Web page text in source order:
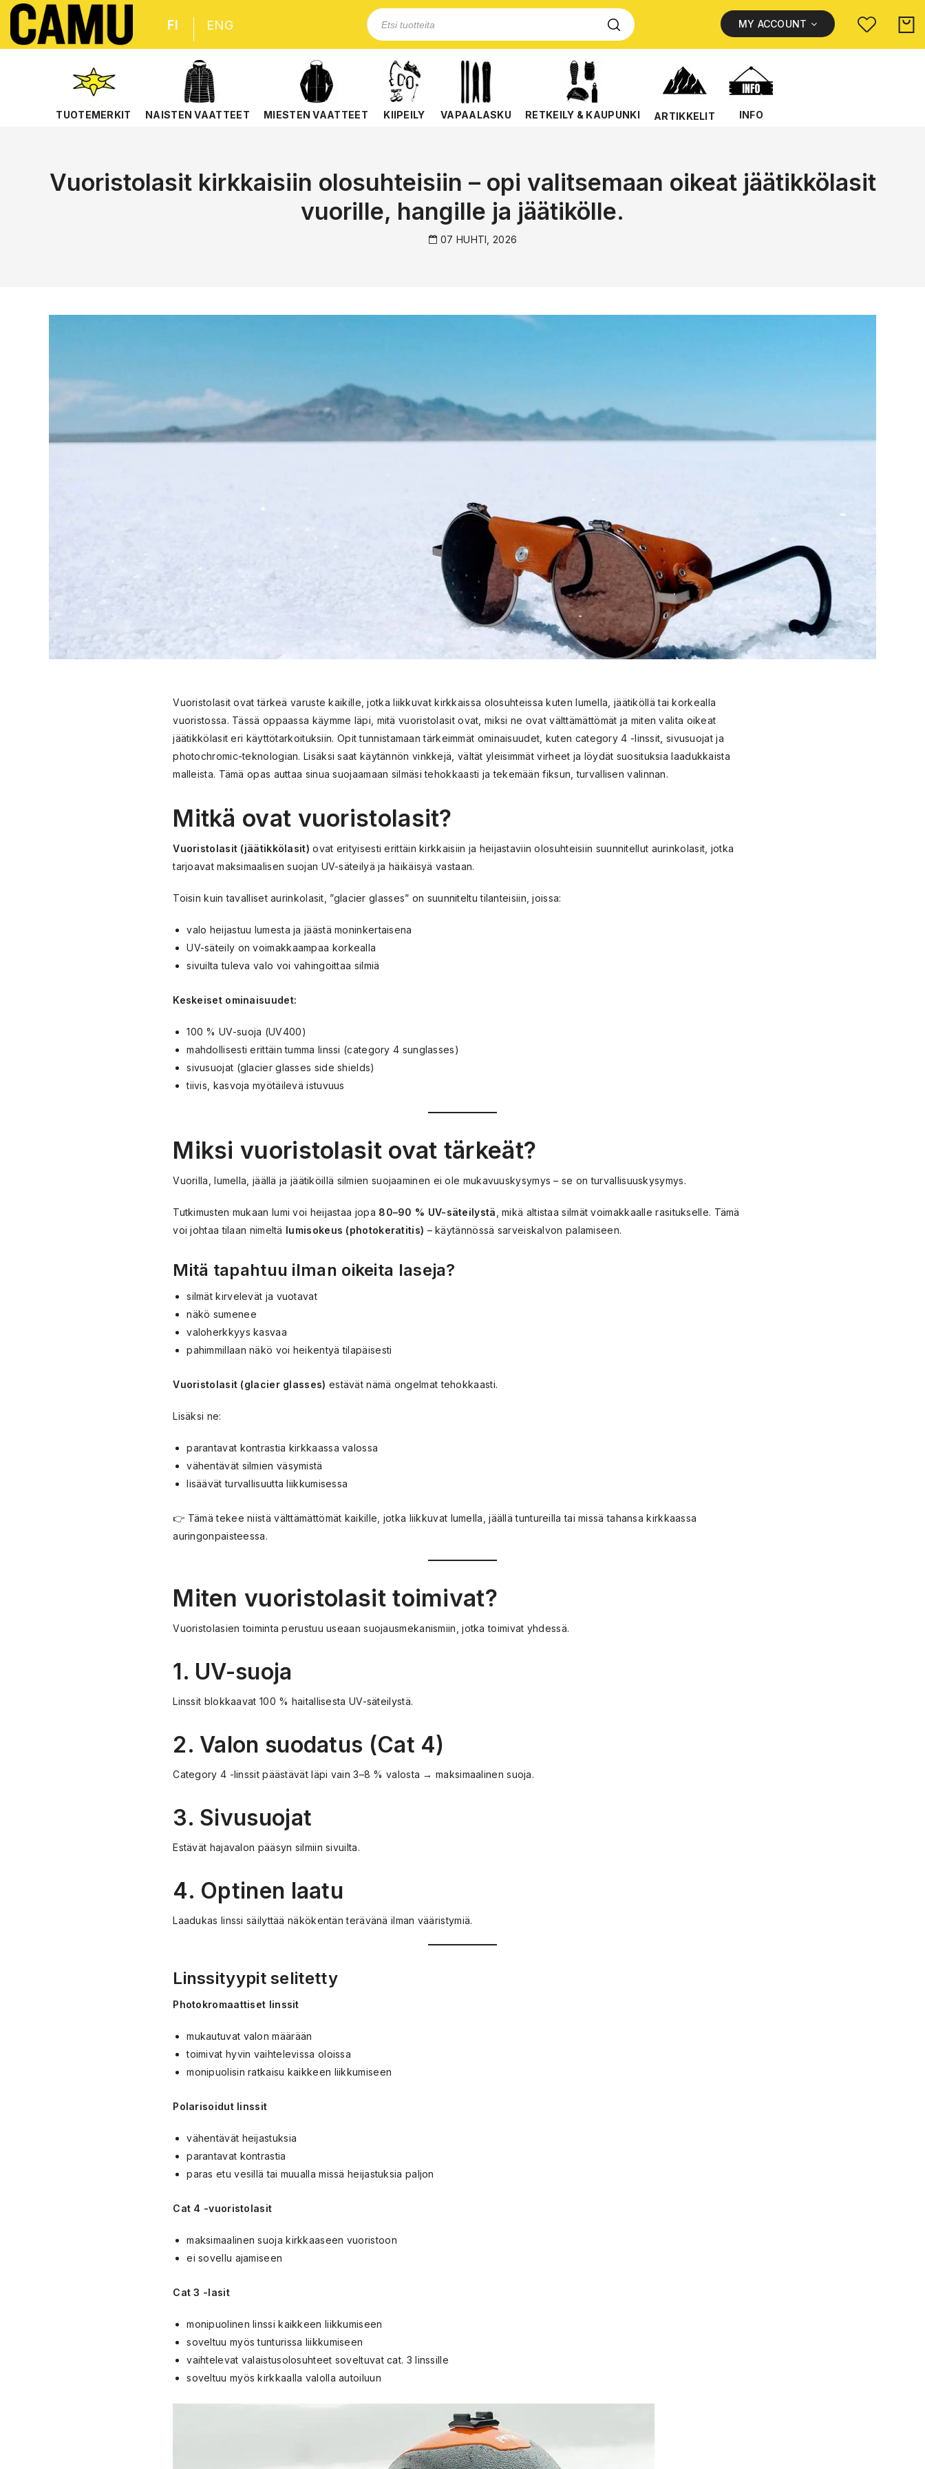
FI ENG MY ACCOUNT
TUOTEMERKIT NAISTEN VAATTEET MIESTEN VAATTEET KIIPEILY VAPAALASKU RETKEILY & KAUPUNKI ARTIKKELIT INFO
Vuoristolasit kirkkaisiin olosuhteisiin – opi valitsemaan oikeat jäätikkölasit
vuorille, hangille ja jäätikölle.
07 HUHTI, 2026
Vuoristolasit ovat tärkeä varuste kaikille, jotka liikkuvat kirkkaissa olosuhteissa kuten lumella, jäätiköllä tai korkealla
vuoristossa. Tässä oppaassa käymme läpi, mitä vuoristolasit ovat, miksi ne ovat välttämättömät ja miten valita oikeat
jäätikkölasit eri käyttötarkoituksiin. Opit tunnistamaan tärkeimmät ominaisuudet, kuten category 4 -linssit, sivusuojat ja
photochromic-teknologian. Lisäksi saat käytännön vinkkejä, vältät yleisimmät virheet ja löydät suosituksia laadukkaista
malleista. Tämä opas auttaa sinua suojaamaan silmäsi tehokkaasti ja tekemään fiksun, turvallisen valinnan.
Mitkä ovat vuoristolasit?
Vuoristolasit (jäätikkölasit) ovat erityisesti erittäin kirkkaisiin ja heijastaviin olosuhteisiin suunnitellut aurinkolasit, jotka
tarjoavat maksimaalisen suojan UV-säteilyä ja häikäisyä vastaan.
Toisin kuin tavalliset aurinkolasit, ”glacier glasses” on suunniteltu tilanteisiin, joissa:
valo heijastuu lumesta ja jäästä moninkertaisena
UV-säteily on voimakkaampaa korkealla
sivuilta tuleva valo voi vahingoittaa silmiä
Keskeiset ominaisuudet:
100 % UV-suoja (UV400)
mahdollisesti erittäin tumma linssi (category 4 sunglasses)
sivusuojat (glacier glasses side shields)
tiivis, kasvoja myötäilevä istuvuus
Miksi vuoristolasit ovat tärkeät?
Vuorilla, lumella, jäällä ja jäätiköillä silmien suojaaminen ei ole mukavuuskysymys – se on turvallisuuskysymys.
Tutkimusten mukaan lumi voi heijastaa jopa 80–90 % UV-säteilystä , mikä altistaa silmät voimakkaalle rasitukselle. Tämä
voi johtaa tilaan nimeltä lumisokeus (photokeratitis) – käytännössä sarveiskalvon palamiseen.
Mitä tapahtuu ilman oikeita laseja?
silmät kirvelevät ja vuotavat
näkö sumenee
valoherkkyys kasvaa
pahimmillaan näkö voi heikentyä tilapäisesti
Vuoristolasit (glacier glasses) estävät nämä ongelmat tehokkaasti.
Lisäksi ne:
parantavat kontrastia kirkkaassa valossa
vähentävät silmien väsymistä
lisäävät turvallisuutta liikkumisessa
👉 Tämä tekee niistä välttämättömät kaikille, jotka liikkuvat lumella, jäällä tuntureilla tai missä tahansa kirkkaassa
auringonpaisteessa.
Miten vuoristolasit toimivat?
Vuoristolasien toiminta perustuu useaan suojausmekanismiin, jotka toimivat yhdessä.
1. UV-suoja
Linssit blokkaavat 100 % haitallisesta UV-säteilystä.
2. Valon suodatus (Cat 4)
Category 4 -linssit päästävät läpi vain 3–8 % valosta → maksimaalinen suoja.
3. Sivusuojat
Estävät hajavalon pääsyn silmiin sivuilta.
4. Optinen laatu
Laadukas linssi säilyttää näkökentän terävänä ilman vääristymiä.
Linssityypit selitetty
Photokromaattiset linssit
mukautuvat valon määrään
toimivat hyvin vaihtelevissa oloissa
monipuolisin ratkaisu kaikkeen liikkumiseen
Polarisoidut linssit
vähentävät heijastuksia
parantavat kontrastia
paras etu vesillä tai muualla missä heijastuksia paljon
Cat 4 -vuoristolasit
maksimaalinen suoja kirkkaaseen vuoristoon
ei sovellu ajamiseen
Cat 3 -lasit
monipuolinen linssi kaikkeen liikkumiseen
soveltuu myös tunturissa liikkumiseen
vaihtelevat valaistusolosuhteet soveltuvat cat. 3 linssille
soveltuu myös kirkkaalla valolla autoiluun